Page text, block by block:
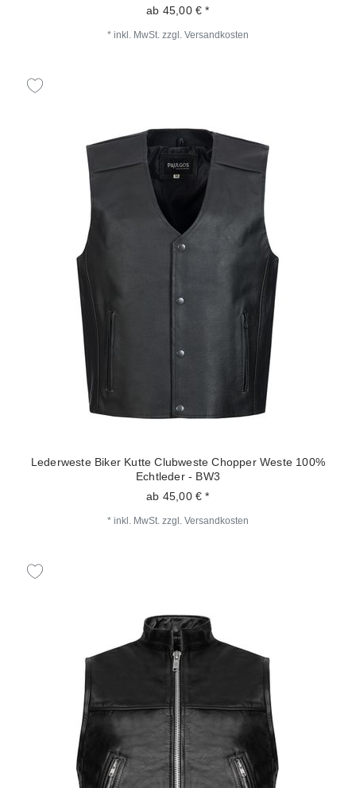
ab 45,00 € *
* inkl. MwSt. zzgl. Versandkosten
Lederweste Biker Kutte Clubweste Chopper Weste 100%
Echtleder - BW3
ab 45,00 € *
* inkl. MwSt. zzgl. Versandkosten